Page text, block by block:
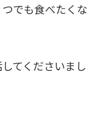
でも食べたくな
てくださいまし